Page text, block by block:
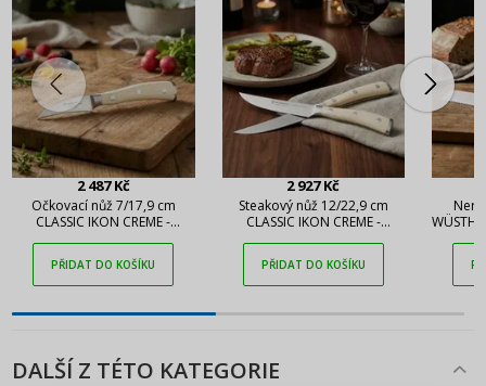
2 487 Kč
Očkovací nůž 7/17,9 cm
CLASSIC IKON CREME -
PŘIDAT DO KOŠÍKU
2 927 Kč
Steakový nůž 12/22,9 cm
CLASSIC IKON CREME -
PŘIDAT DO KOŠÍKU
DALŠÍ Z TÉTO KATEGORIE